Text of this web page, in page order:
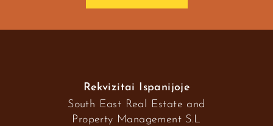
Rekvizitai Ispanijoje
South East Real Estate and
Property Management S.L